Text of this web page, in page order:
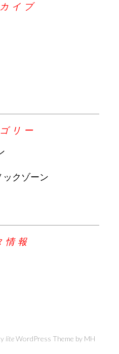
イブ
リー
クゾーン
情報
liteWordPress Theme by MH